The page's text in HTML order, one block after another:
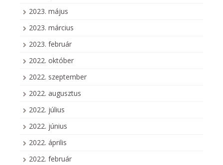
2023. május
2023. március
2023. február
2022. október
2022. szeptember
2022. augusztus
2022. július
2022. június
2022. április
2022. február